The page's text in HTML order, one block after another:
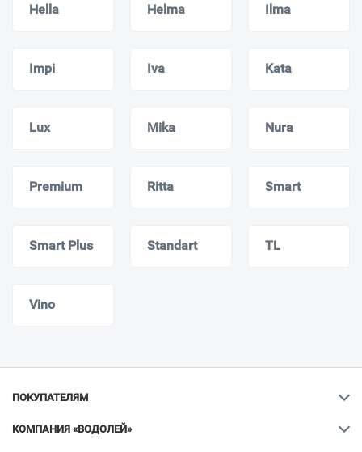
Hella Helma Ilma
Impi Iva Kata
Lux Mika Nura
Premium Ritta Smart
Smart Plus Standart TL
Vino
ПОКУПАТЕЛЯМ
КОМПАНИЯ «ВОДОЛЕЙ»